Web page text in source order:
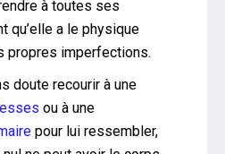
à toutes ses
qu’elle a le physique
propres imperfections.
doute recourir à une
ou à une
pour lui ressembler,